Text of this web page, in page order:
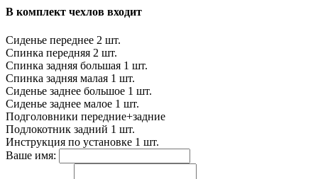
В комплект чехлов входит
Сиденье переднее 2 шт.
Спинка передняя 2 шт.
Спинка задняя большая 1 шт.
Спинка задняя малая 1 шт.
Сиденье заднее большое 1 шт.
Сиденье заднее малое 1 шт.
Подголовники передние+задние
Подлокотник задний 1 шт.
Инструкция по установке 1 шт.
Ваше имя: